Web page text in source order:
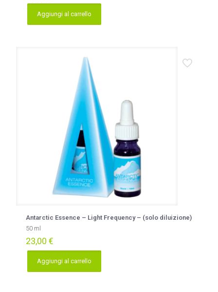
Aggiungi al carrello
Antarctic Essence – Light Frequency – (solo diluizione)
50 ml
23,00 €
Aggiungi al carrello